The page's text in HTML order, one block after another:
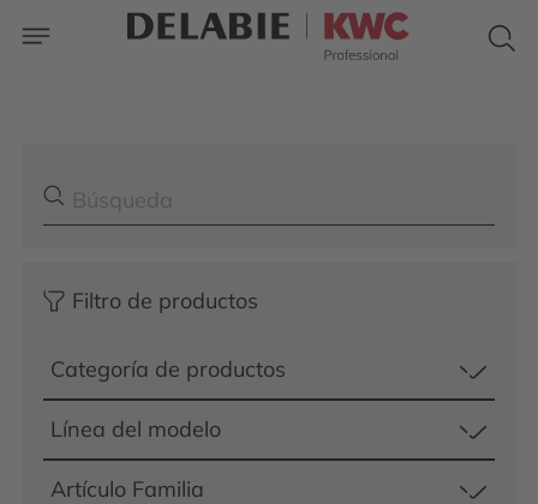
Filtro de productos
Categoría de productos
Línea del modelo
Artículo Familia